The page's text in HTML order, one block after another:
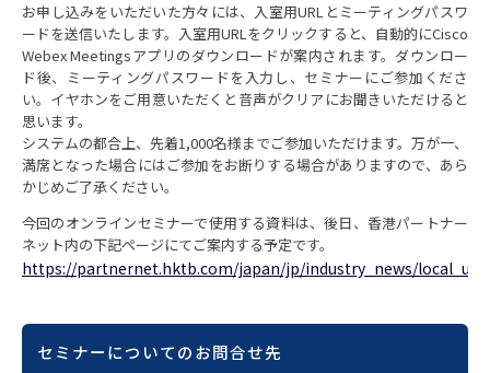
お申し込みをいただいた方々には、入室用URLとミーティングパスワ
ードを送信いたします。入室用URLをクリックすると、自動的にCisco
Webex Meetingsアプリのダウンロードが案内されます。ダウンロー
ド後、ミーティングパスワードを入力し、セミナーにご参加くださ
い。イヤホンをご用意いただくと音声がクリアにお聞きいただけると
思います。
システムの都合上、先着1,000名様までご参加いただけます。万が一、
満席となった場合にはご参加をお断りする場合がありますので、あら
かじめご了承ください。
今回のオンラインセミナーで使用する資料は、後日、香港パートナー
ネット内の下記ページにてご案内する予定です。
https://partnernet.hktb.com/japan/jp/industry_news/
セミナーについてのお問合せ先